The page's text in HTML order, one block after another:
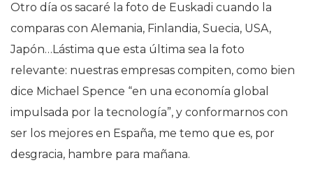
Otro día os sacaré la foto de Euskadi cuando la
comparas con Alemania, Finlandia, Suecia, USA,
Japón…Lástima que esta última sea la foto
relevante: nuestras empresas compiten, como bien
dice Michael Spence “en una economía global
impulsada por la tecnología”, y conformarnos con
ser los mejores en España, me temo que es, por
desgracia, hambre para mañana.